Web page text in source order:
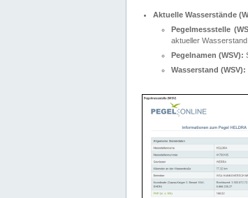
Aktuelle Wasserstände
Pegelmessstelle
aktueller
Pegelnamen (WSV):
Wasserstand (WSV):